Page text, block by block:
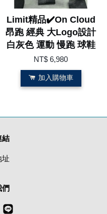
Limit精品✔️On Cloud
昂跑 經典 大Logo設計
白灰色 運動 慢跑 球鞋
NT$ 6,980
加入購物車
結
址
們